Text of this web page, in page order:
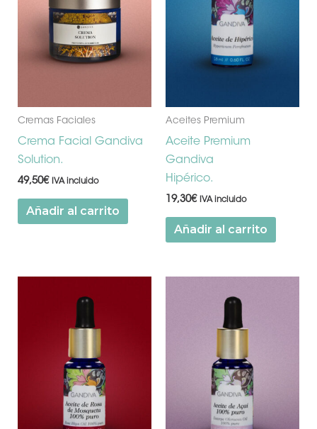
Cremas Faciales
Crema Facial Gandiva
Solution.
49,50€ IVA incluido
Añadir al carrito
Aceites Premium
Aceite Premium
Gandiva
Hipérico.
19,30€ IVA incluido
Añadir al carrito